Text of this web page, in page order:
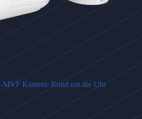
Kamera: Rund um die Uhr